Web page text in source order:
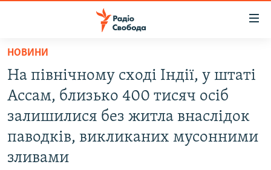
Перейти
основного
матеріалу
до
основної
навігації
ВСЕ ЗА ДОБУ
РОСІЙСЬКА «ФІЛЬТРАЦІЯ»
НОВИНИ
На північному сході Індії, у штаті
Ассам, близько 400 тисяч осіб
залишилися без житла внаслідок
паводків, викликаних мусонними
зливами